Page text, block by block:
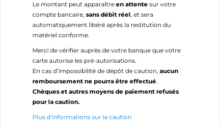
Le montant peut apparaître en attente sur votre
compte bancaire, sans débit réel, et sera
automatiquement libéré après la restitution du
matériel conforme.
Merci de vérifier auprès de votre banque que votre
carte autorise les pré-autorisations.
En cas d’impossibilité de dépôt de caution, aucun
remboursement ne pourra être effectué.
Chèques et autres moyens de paiement refusés
pour la caution.
Plus d’informations sur la caution